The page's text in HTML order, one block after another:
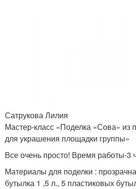
Сатрукова Лилия
Мастер-класс «Поделка «Сова» из
для украшения площадки группы»
Все очень просто! Время работы-3
Материалы для поделки :
бутылка 1 ,5 л., 5 пластиковых